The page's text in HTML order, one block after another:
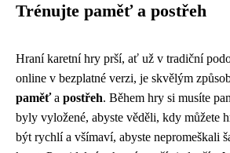
Trénujte paměť a postřeh
Hraní karetní hry prší, ať už v tradiční
online v bezplatné verzi, je skvělým
paměťa postřeh. Během hry si musíte
byly vyložené, abyste věděli, kdy můžete
být rychlí a všímaví, abyste nepromeškali